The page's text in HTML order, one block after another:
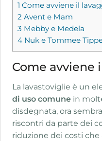
1 Come avviene il
2 Avent e Mam
3 Mebby e Medela
4 Nuk e Tommee
Come avviene
La lavastoviglie è un
di uso comune in
disdegnata, ora
riscontri da parte dei
riduzione dei costi